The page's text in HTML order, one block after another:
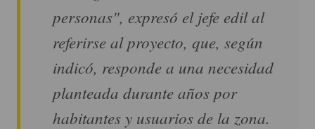
personas", expresó el jefe edil al
referirse al proyecto, que, según
indicó, responde a una necesidad
planteada durante años por
habitantes y usuarios de la zona.